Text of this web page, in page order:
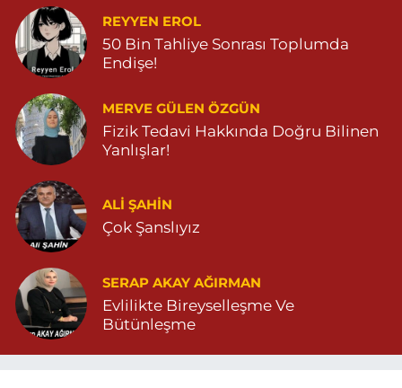
REYYEN EROL
50 Bin Tahliye Sonrası Toplumda
Endişe!
MERVE GÜLEN ÖZGÜN
Fizik Tedavi Hakkında Doğru Bilinen
Yanlışlar!
ALI ŞAHİN
Çok Şanslıyız
SERAP AKAY AĞIRMAN
Evlilikte Bireyselleşme Ve
Bütünleşme